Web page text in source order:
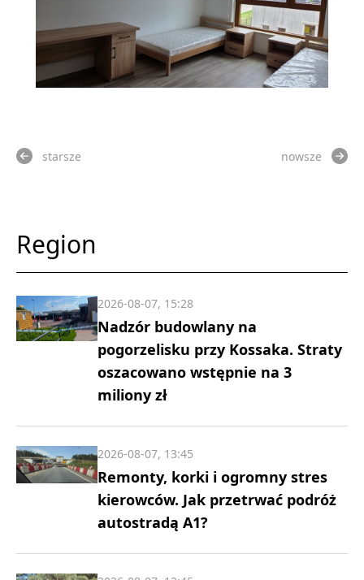
starsze nowsze
Region
Nadzór budowlany na
pogorzelisku przy Kossaka. Straty
oszacowano wstępnie na 3
miliony zł
2026-08-07, 15:28
Remonty, korki i ogromny stres
kierowców. Jak przetrwać podróż
autostradą A1?
2026-08-07, 13:45